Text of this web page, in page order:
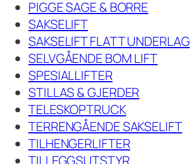
PIGGE SAGE & BORRE
SAKSELIFT
SAKSELIFT FLATT UNDERLAG
SELVGÅENDE BOM LIFT
SPESIALLIFTER
STILLAS & GJERDER
TELESKOPTRUCK
TERRENGÅENDE SAKSELIFT
TILHENGERLIFTER
TILLEGGSUTSTYR